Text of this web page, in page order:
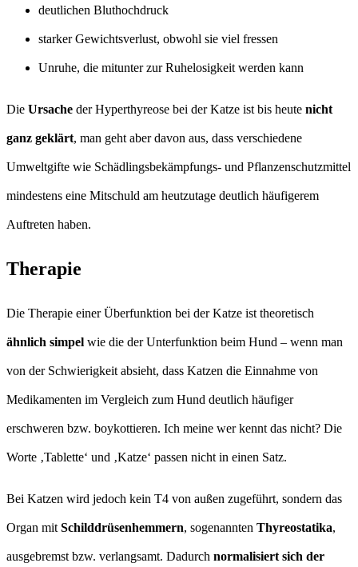
deutlichen Bluthochdruck
starker Gewichtsverlust, obwohl sie viel fressen
Unruhe, die mitunter zur Ruhelosigkeit werden kann
Die Ursache der Hyperthyreose bei der Katze ist bis heute nicht
ganz geklärt, man geht aber davon aus, dass verschiedene
Umweltgifte wie Schädlingsbekämpfungs- und Pflanzenschutzmittel
mindestens eine Mitschuld am heutzutage deutlich häufigerem
Auftreten haben.
Therapie
Die Therapie einer Überfunktion bei der Katze ist theoretisch
ähnlich simpel wie die der Unterfunktion beim Hund – wenn man
von der Schwierigkeit absieht, dass Katzen die Einnahme von
Medikamenten im Vergleich zum Hund deutlich häufiger
erschweren bzw. boykottieren. Ich meine wer kennt das nicht? Die
Worte ‚Tablette‘ und ‚Katze‘ passen nicht in einen Satz.
Bei Katzen wird jedoch kein T4 von außen zugeführt, sondern das
Organ mit Schilddrüsenhemmern, sogenannten Thyreostatika,
ausgebremst bzw. verlangsamt. Dadurch normalisiert sich der